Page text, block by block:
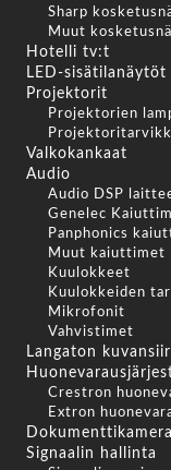
Sharp
Muut
Hotelli tv:t
LED-sisätilanäytöt
Projektorit
Projektorien
Valkokankaat
Audio
Audio DSP
Genelec
Panphonics
Muut kaiuttimet
Kuulokkeet
Kuulokkeiden
Mikrofonit
Vahvistimet
Langaton
Crestron
Extron
Signaalin hallinta